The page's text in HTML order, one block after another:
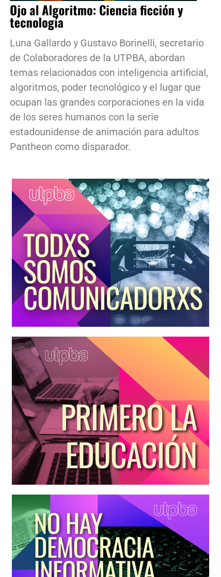
Ojo al Algoritmo: Ciencia ficción y
tecnología
Luna Gallardo y Gustavo Borinelli, secretario
de Colaboradores de la UTPBA, abordan
temas relacionados con inteligencia artificial,
algoritmos, poder tecnológico y el lugar que
ocupan las grandes corporaciones en la vida
de los seres humanos con la serie
estadounidense de animación para adultos
Pantheon como disparador.